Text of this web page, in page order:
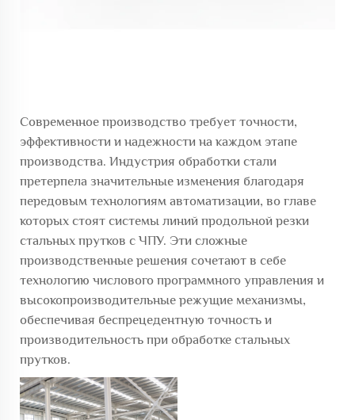
Современное производство требует точности,
эффективности и надежности на каждом этапе
производства. Индустрия обработки стали
претерпела значительные изменения благодаря
передовым технологиям автоматизации, во главе
которых стоят системы линий продольной резки
стальных прутков с ЧПУ. Эти сложные
производственные решения сочетают в себе
технологию числового программного управления и
высокопроизводительные режущие механизмы,
обеспечивая беспрецедентную точность и
производительность при обработке стальных
прутков.